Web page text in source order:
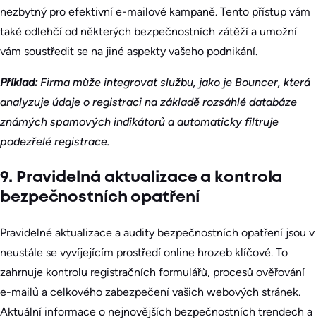
nezbytný pro efektivní e-mailové kampaně. Tento přístup vám
také odlehčí od některých bezpečnostních zátěží a umožní
vám soustředit se na jiné aspekty vašeho podnikání.
Příklad: Firma může integrovat službu, jako je Bouncer, která
analyzuje údaje o registraci na základě rozsáhlé databáze
známých spamových indikátorů a automaticky filtruje
podezřelé registrace.
9. Pravidelná aktualizace a kontrola
bezpečnostních opatření
Pravidelné aktualizace a audity bezpečnostních opatření jsou v
neustále se vyvíjejícím prostředí online hrozeb klíčové. To
zahrnuje kontrolu registračních formulářů, procesů ověřování
e-mailů a celkového zabezpečení vašich webových stránek.
Aktuální informace o nejnovějších bezpečnostních trendech a